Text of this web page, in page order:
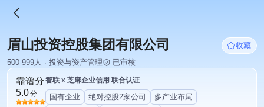
眉山投资控股集团有限公司
收藏
500-999人 · 投资与资产管理
已审核
靠谱分
5.0分
智联 x 芝麻企业信用 联合认证
国有企业 绝对控股2家公司
多产业布局